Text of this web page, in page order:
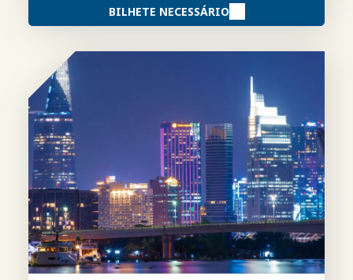
BILHETE NECESSÁRIO